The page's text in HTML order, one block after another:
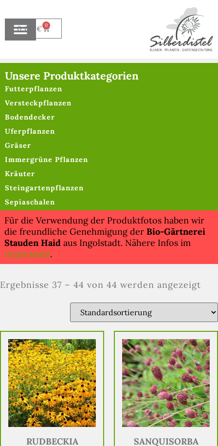
0,00 € 0
Unsere Produktkategorien
Futterpflanzen
Versteckpflanzen
Bodendecker
Uferpflanzen
Gräser
Immergrüne Pflanzen
Kräuter
Steingartenpflanzen
Sepiaschalen
Für die Verwendung der Produktfotos haben wir
die freundliche Genehmigung der Bio-Gärtnerei
Stauden Haid aus Ingolstadt. Nähere Infos im
Impressum.
Ergebnisse 37 – 44 von 44 werden angezeigt
RUDBECKIA
SANQUISORBA